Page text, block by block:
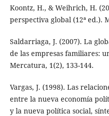
Koontz, H., & Weihrich, H.
perspectiva global (12ª ed.).
Saldarriaga, J. (2007). La
de las empresas familiares:
Mercatura, 1(2), 133-144.
Vargas, J. (1998). Las
entre la nueva economía
y la nueva política social,